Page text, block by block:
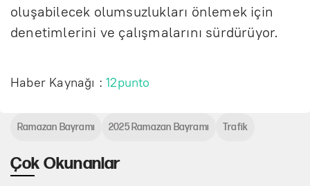
oluşabilecek olumsuzlukları önlemek için
denetimlerini ve çalışmalarını sürdürüyor.
Haber Kaynağı :12punto
Çok Okunanlar
Ramazan Bayramı 2025 Ramazan Bayramı Trafik